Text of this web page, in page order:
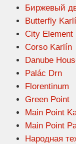
Биржевый
Butterfly
City Element
Corso Karlín
Danube
Palác Drn
Florentinum
Green Point
Main Point
Main Point
Народная